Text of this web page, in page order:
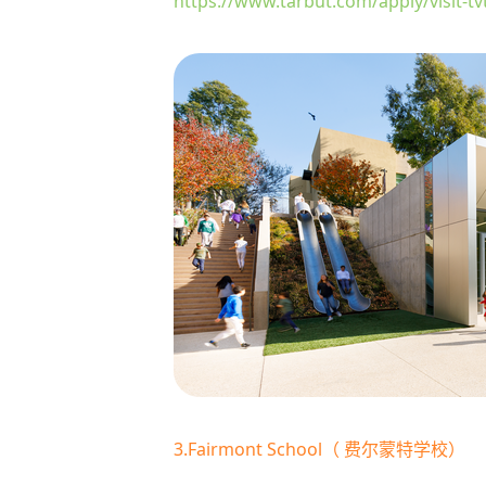
3.Fairmont School（ 费尔蒙特学校）